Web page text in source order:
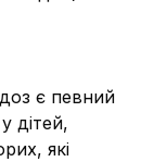
є певний
дітей,
які